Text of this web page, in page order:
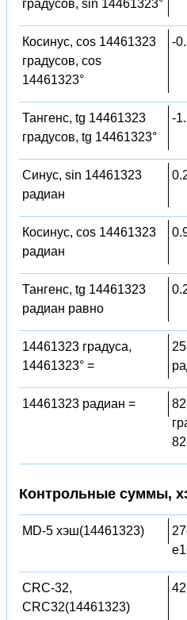
градусов, sin 14461323°
Косинус, cos 14461323
градусов, cos
14461323°
-
Тангенс, tg 14461323
градусов, tg 14461323°
-
Синус, sin 14461323
радиан
Косинус, cos 14461323
радиан
Тангенс, tg 14461323
радиан равно
14461323 градуса,
14461323° =
14461323 радиан =
Контрольные суммы,
MD-5 хэш(14461323)
CRC-32,
CRC32(14461323)